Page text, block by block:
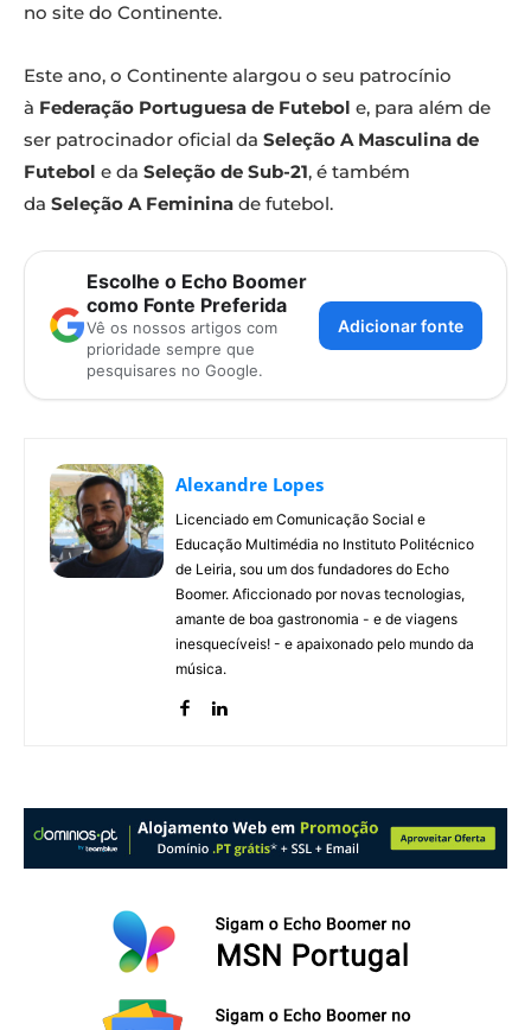
no site do Continente.
Este ano, o Continente alargou o seu patrocínio
à Federação Portuguesa de Futebol e, para além de
ser patrocinador oficial da Seleção A Masculina de
Futebol e da Seleção de Sub-21, é também
da Seleção A Feminina de futebol.
Escolhe o Echo Boomer
como Fonte Preferida
Vê os nossos artigos com
prioridade sempre que
pesquisares no Google.
Adicionar fonte
Alexandre Lopes
Licenciado em Comunicação Social e
Educação Multimédia no Instituto Politécnico
de Leiria, sou um dos fundadores do Echo
Boomer. Aficcionado por novas tecnologias,
amante de boa gastronomia - e de viagens
inesquecíveis! - e apaixonado pelo mundo da
música.